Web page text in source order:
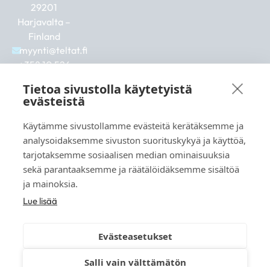
29201
Harjavalta –
Finland
myynti@teltat.fi
+358 10 526
F
a
e
b
o
o
k
I
n
t
a
g
r
a
m
L
i
k
e
d
i
n
Se även:
markkina.net
grillikeskus.fi
Tietoa sivustolla käytetyistä
evästeistä
Käytämme sivustollamme evästeitä kerätäksemme ja
analysoidaksemme sivuston suorituskykyä ja käyttöä,
tarjotaksemme sosiaalisen median ominaisuuksia
sekä parantaaksemme ja räätälöidäksemme sisältöä
ja mainoksia.
Lue lisää
Evästeasetukset
Salli vain välttämätön